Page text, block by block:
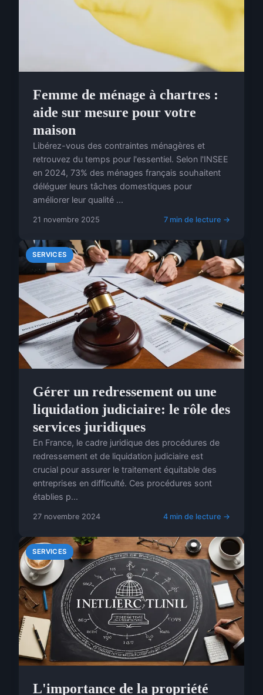
Femme de ménage à chartres :
aide sur mesure pour votre
maison
Libérez-vous des contraintes ménagères et
retrouvez du temps pour l'essentiel. Selon l'INSEE
en 2024, 73% des ménages français souhaitent
déléguer leurs tâches domestiques pour
améliorer leur qualité ...
21 novembre 2025 7 min de lecture →
SERVICES
Gérer un redressement ou une
liquidation judiciaire: le rôle des
services juridiques
En France, le cadre juridique des procédures de
redressement et de liquidation judiciaire est
crucial pour assurer le traitement équitable des
entreprises en difficulté. Ces procédures sont
établies p...
27 novembre 2024 4 min de lecture →
SERVICES
L'importance de la propriété